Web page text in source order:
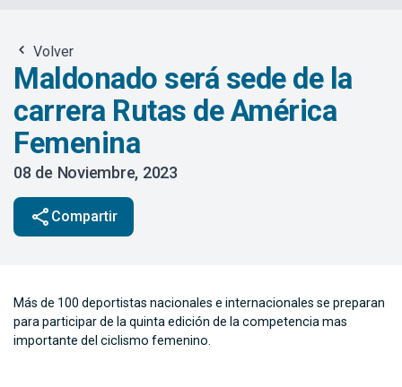
Volver
Maldonado será sede de la
carrera Rutas de América
Femenina
08 de Noviembre, 2023
share Compartir
Más de 100 deportistas nacionales e internacionales se preparan
para participar de la quinta edición de la competencia mas
importante del ciclismo femenino.